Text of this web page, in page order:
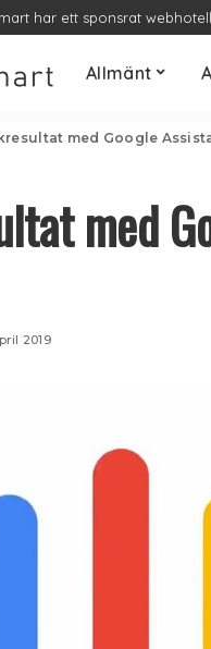
har ett sponsrat
Allmänt
med Google
med
2019